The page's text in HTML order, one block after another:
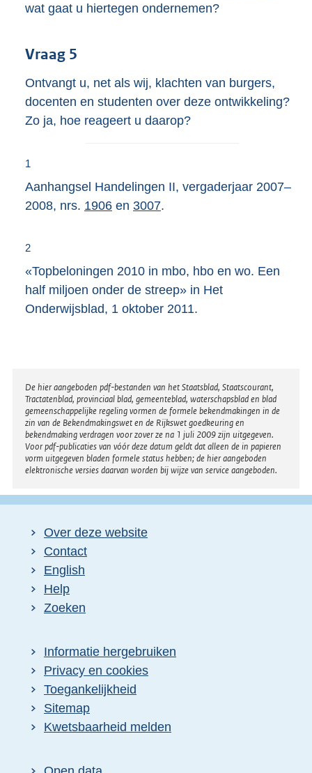
wat gaat u hiertegen ondernemen?
Vraag 5
Ontvangt u, net als wij, klachten van burgers,
docenten en studenten over deze ontwikkeling?
Zo ja, hoe reageert u daarop?
1
Aanhangsel Handelingen II, vergaderjaar 2007–
2008, nrs. 1906 en 3007.
2
«Topbeloningen 2010 in mbo, hbo en wo. Een
half miljoen onder de streep» in Het
Onderwijsblad, 1 oktober 2011.
Disclaimer
De hier aangeboden pdf-bestanden van het Staatsblad, Staatscourant,
Tractatenblad, provinciaal blad, gemeenteblad, waterschapsblad en blad
gemeenschappelijke regeling vormen de formele bekendmakingen in de
zin van de Bekendmakingswet en de Rijkswet goedkeuring en
bekendmaking verdragen voor zover ze na 1 juli 2009 zijn uitgegeven.
Voor pdf-publicaties van vóór deze datum geldt dat alleen de in papieren
vorm uitgegeven bladen formele status hebben; de hier aangeboden
elektronische versies daarvan worden bij wijze van service aangeboden.
Over deze website
Contact
English
Help
Zoeken
Informatie hergebruiken
Privacy en cookies
Toegankelijkheid
Sitemap
E
t
Kwetsbaarheid melden